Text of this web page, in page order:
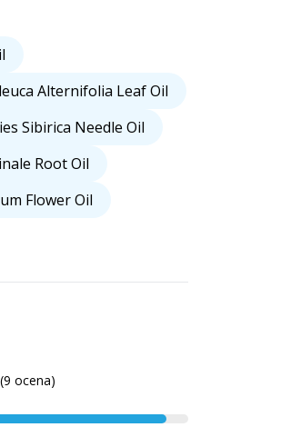
Alternifolia Leaf Oil
Sibirica Needle Oil
Root Oil
Flower Oil
(9 ocena)